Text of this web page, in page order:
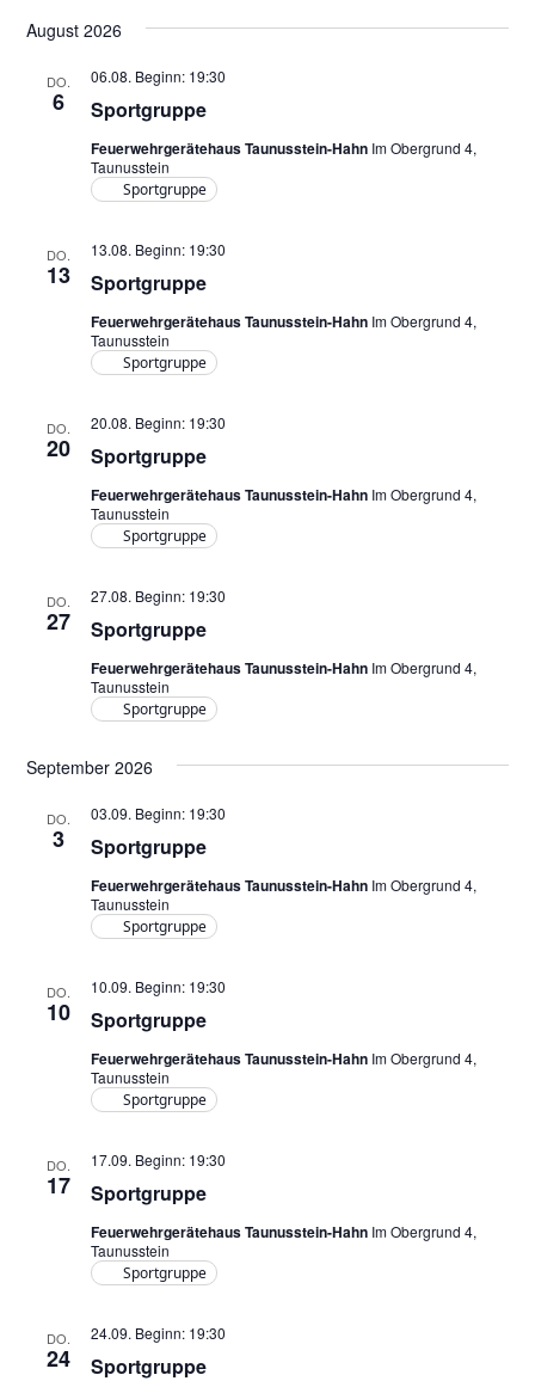
r
h
N
a
r
wählen.
August 2026
DO.
6 Sportgruppe
06.08. Beginn: 19:30
Feuerwehrgerätehaus Taunusstein-Hahn Im Obergrund 4,
Taunusstein
Sportgruppe
DO.
13 Sportgruppe
13.08. Beginn: 19:30
Feuerwehrgerätehaus Taunusstein-Hahn Im Obergrund 4,
Taunusstein
Sportgruppe
DO.
20 Sportgruppe
20.08. Beginn: 19:30
Feuerwehrgerätehaus Taunusstein-Hahn Im Obergrund 4,
Taunusstein
Sportgruppe
DO.
27 Sportgruppe
27.08. Beginn: 19:30
Feuerwehrgerätehaus Taunusstein-Hahn Im Obergrund 4,
Taunusstein
Sportgruppe
September 2026
DO.
3 Sportgruppe
03.09. Beginn: 19:30
Feuerwehrgerätehaus Taunusstein-Hahn Im Obergrund 4,
Taunusstein
Sportgruppe
DO.
10 Sportgruppe
10.09. Beginn: 19:30
Feuerwehrgerätehaus Taunusstein-Hahn Im Obergrund 4,
Taunusstein
Sportgruppe
DO.
17 Sportgruppe
17.09. Beginn: 19:30
Feuerwehrgerätehaus Taunusstein-Hahn Im Obergrund 4,
Taunusstein
Sportgruppe
DO.
24 Sportgruppe
24.09. Beginn: 19:30